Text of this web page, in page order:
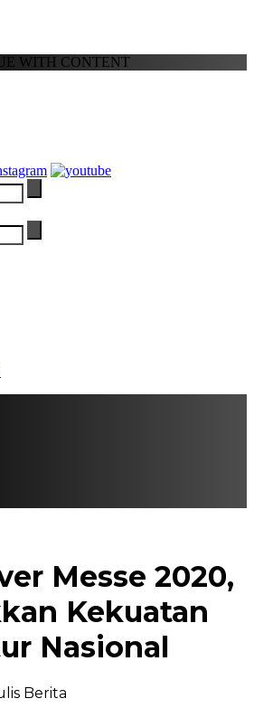
WITH CONTENT
Messe 2020,
Kekuatan
Nasional
Berita